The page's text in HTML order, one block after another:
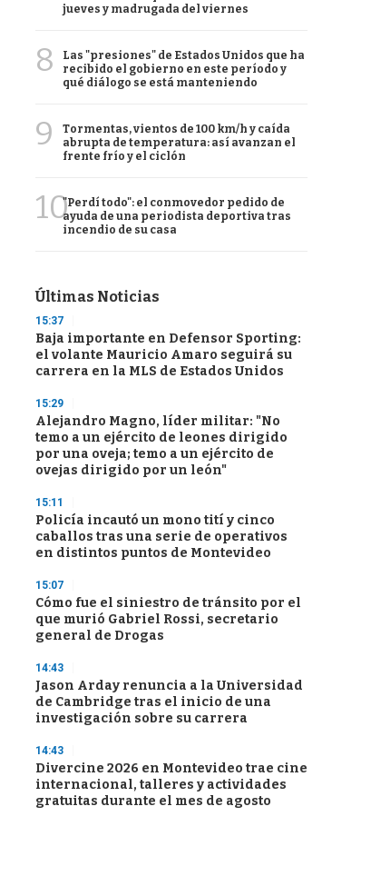
jueves y madrugada del viernes
8
Las "presiones" de Estados Unidos que ha
recibido el gobierno en este período y
qué diálogo se está manteniendo
9
Tormentas, vientos de 100 km/h y caída
abrupta de temperatura: así avanzan el
frente frío y el ciclón
10"Perdí todo": el conmovedor pedido de
ayuda de una periodista deportiva tras
incendio de su casa
Últimas Noticias
15:37
Baja importante en Defensor Sporting:
el volante Mauricio Amaro seguirá su
carrera en la MLS de Estados Unidos
15:29
Alejandro Magno, líder militar: "No
temo a un ejército de leones dirigido
por una oveja; temo a un ejército de
ovejas dirigido por un león"
15:11
Policía incautó un mono tití y cinco
caballos tras una serie de operativos
en distintos puntos de Montevideo
15:07
Cómo fue el siniestro de tránsito por el
que murió Gabriel Rossi, secretario
general de Drogas
14:43
Jason Arday renuncia a la Universidad
de Cambridge tras el inicio de una
investigación sobre su carrera
14:43
Divercine 2026 en Montevideo trae cine
internacional, talleres y actividades
gratuitas durante el mes de agosto